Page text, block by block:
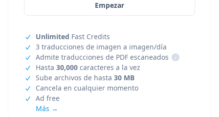
Empezar
Unlimited Fast Credits
3 traducciones de imagen a imagen/día
Admite traducciones de PDF escaneados
i
Hasta 30,000 caracteres a la vez
Sube archivos de hasta 30 MB
Cancela en cualquier momento
Ad free
Más →